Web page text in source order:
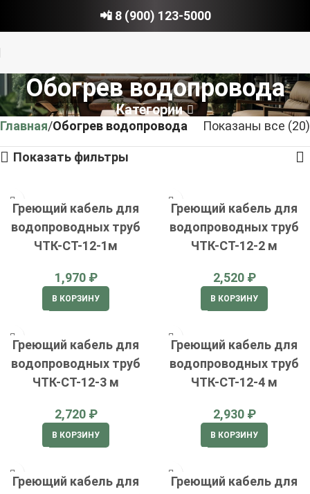
📲 8 (900) 123-5000
Обогрев водопровода
Категории
Главная Обогрев водопровода Показаны все (20)
Показать фильтры
Греющий кабель для
водопроводных труб
ЧТК-СТ-12-1м
₽
В КОРЗИНУ
Греющий кабель для
водопроводных труб
ЧТК-СТ-12-2 м
₽
В КОРЗИНУ
Греющий кабель для
водопроводных труб
ЧТК-СТ-12-3 м
₽
В КОРЗИНУ
Греющий кабель для
водопроводных труб
ЧТК-СТ-12-4 м
₽
В КОРЗИНУ
Греющий кабель для
Греющий кабель для